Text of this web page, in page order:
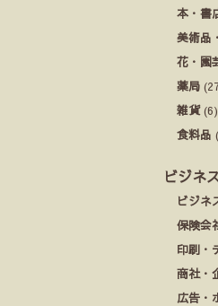
本・書
美術品
花・園
薬局
雑貨(6)
食料品
ビジネ
ビジネ
保険会
印刷・
商社・
広告・